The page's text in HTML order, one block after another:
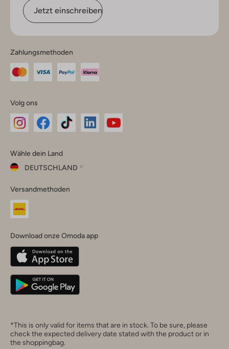
Jetzt einschreiben
Zahlungsmethoden
Volg ons
Instagram
Facebook
TikTok
Wähle dein Land
DEUTSCHLAND
dein
Land
Belgique(Français)
Deutschland
Versandmethoden
Download onze Omoda app
*This is only valid for items that are in stock. To be sure, please
check the expected delivery date stated with the product or in
the shoppingbag.